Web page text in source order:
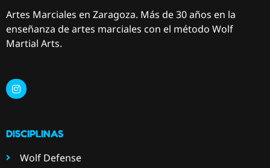
Artes Marciales en Zaragoza. Más de 30 años en la
enseñanza de artes marciales con el método Wolf
Martial Arts.
DISCIPLINAS
Wolf Defense